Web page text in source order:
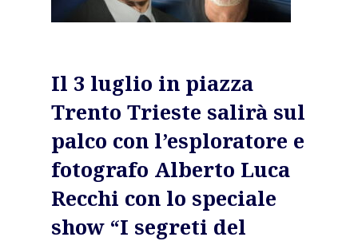
Il 3 luglio in piazza
Trento Trieste salirà sul
palco con l’esploratore e
fotografo Alberto Luca
Recchi con lo speciale
show “I segreti del
Home
About AL